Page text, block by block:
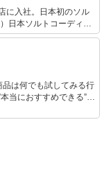
に入社。日本初のソル
は何でも試してみる行
当におすすめできる”も